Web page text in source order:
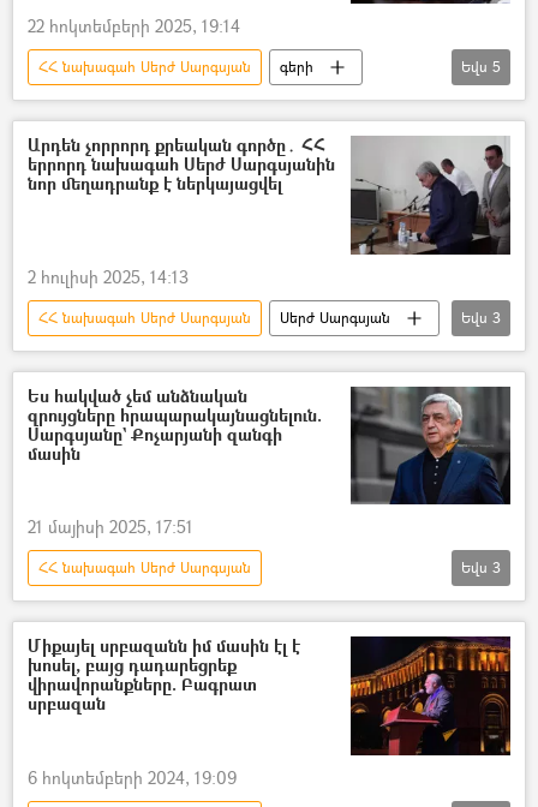
22 հոկտեմբերի 2025, 19:14
ՀՀ նախագահ Սերժ Սարգսյան
գերի
Հայ գերիներ, անհետ կորածներ
Բաքու
դատ
Սերժ Սարգսյան
Իշխանություն
Եվս 5
Արդեն չորրորդ քրեական գործը․ ՀՀ
երրորդ նախագահ Սերժ Սարգսյանին
նոր մեղադրանք է ներկայացվել
2 հուլիսի 2025, 14:13
ՀՀ նախագահ Սերժ Սարգսյան
Սերժ Սարգսյան
Մեղադրանք
Հակակոռուպցիոն կոմիտե
Հակակոռուպցիոն դատարան
Եվս 3
Ես հակված չեմ անձնական
զրույցները հրապարակայնացնելուն.
Սարգսյանը` Քոչարյանի զանգի
մասին
21 մայիսի 2025, 17:51
ՀՀ նախագահ Սերժ Սարգսյան
Ռոբերտ Քոչարյան
Նախագահ
«Թավշյա հեղափոխություն»
Եվս 3
Միքայել սրբազանն իմ մասին էլ է
խոսել, բայց դադարեցրեք
վիրավորանքները. Բագրատ
սրբազան
6 հոկտեմբերի 2024, 19:09